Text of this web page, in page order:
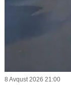
8 Avqust 2026 21:00